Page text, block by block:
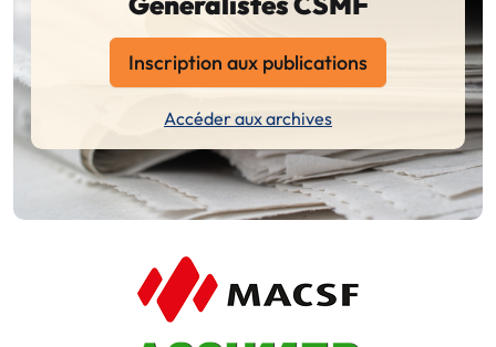
Inscription aux publications
Accéder aux archives